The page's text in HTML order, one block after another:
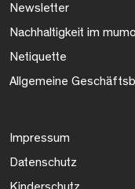
Newsletter
Nachhaltigkeit im
Netiquette
Allgemeine
Impressum
Datenschutz